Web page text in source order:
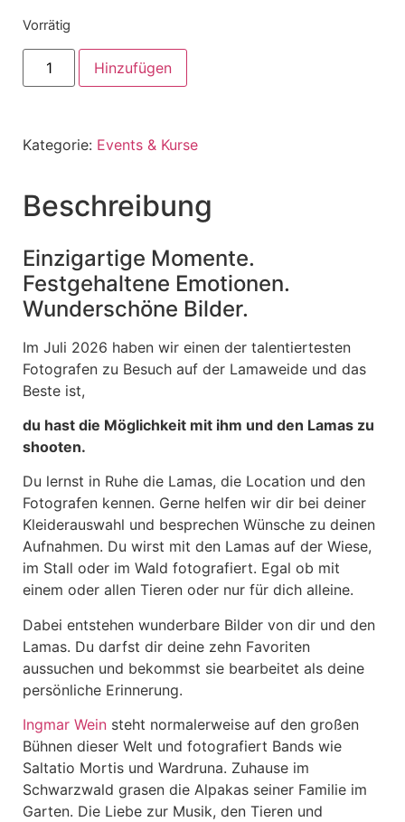
Vorrätig
Hinzufügen
Kategorie: Events & Kurse
Beschreibung
Einzigartige Momente.
Festgehaltene Emotionen.
Wunderschöne Bilder.
Im Juli 2026 haben wir einen der talentiertesten
Fotografen zu Besuch auf der Lamaweide und das
Beste ist,
du hast die Möglichkeit mit ihm und den Lamas zu
shooten.
Du lernst in Ruhe die Lamas, die Location und den
Fotografen kennen. Gerne helfen wir dir bei deiner
Kleiderauswahl und besprechen Wünsche zu deinen
Aufnahmen. Du wirst mit den Lamas auf der Wiese,
im Stall oder im Wald fotografiert. Egal ob mit
einem oder allen Tieren oder nur für dich alleine.
Dabei entstehen wunderbare Bilder von dir und den
Lamas. Du darfst dir deine zehn Favoriten
aussuchen und bekommst sie bearbeitet als deine
persönliche Erinnerung.
Ingmar Wein steht normalerweise auf den großen
Bühnen dieser Welt und fotografiert Bands wie
Saltatio Mortis und Wardruna. Zuhause im
Schwarzwald grasen die Alpakas seiner Familie im
Garten. Die Liebe zur Musik, den Tieren und